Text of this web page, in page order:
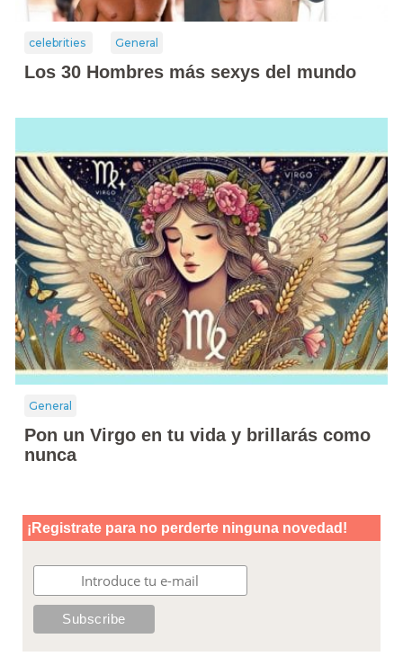
celebrities General
Los 30 Hombres más sexys del mundo
General
Pon un Virgo en tu vida y brillarás como
nunca